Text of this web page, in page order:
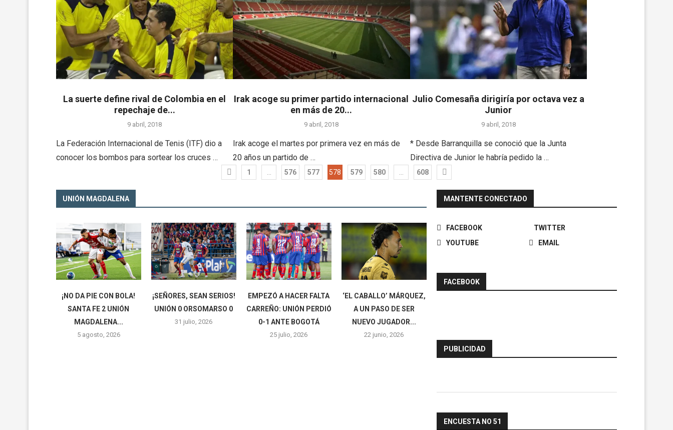
La suerte define rival de Colombia en el
repechaje de...
9 abril, 2018
La Federación Internacional de Tenis (ITF) dio a
conocer los bombos para sortear los cruces …
Irak acoge su primer partido internacional
en más de 20...
9 abril, 2018
Irak acoge el martes por primera vez en más de
20 años un partido de …
Julio Comesaña dirigiría por octava vez a
Junior
9 abril, 2018
* Desde Barranquilla se conoció que la Junta
Directiva de Junior le habría pedido la …
1 … 576 577 578 579 580 … 608
UNIÓN MAGDALENA
¡NO DA PIE CON BOLA!
SANTA FE 2 UNIÓN
MAGDALENA...
5 agosto, 2026
¡SEÑORES, SEAN SERIOS!
UNIÓN 0 ORSOMARSO 0
31 julio, 2026
EMPEZÓ A HACER FALTA
CARREÑO: UNIÓN PERDIÓ
0-1 ANTE BOGOTÁ
25 julio, 2026
‘EL CABALLO’ MÁRQUEZ,
A UN PASO DE SER
NUEVO JUGADOR...
22 junio, 2026
MANTENTE CONECTADO
FACEBOOK
TWITTER
YOUTUBE
EMAIL
FACEBOOK
PUBLICIDAD
ENCUESTA NO 51